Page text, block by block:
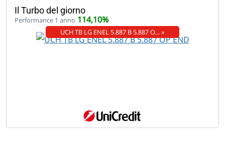
Il Turbo del giorno
Performance 1 anno 114,10%
UCH TB LG ENEL 5.887 B 5.887 O… »